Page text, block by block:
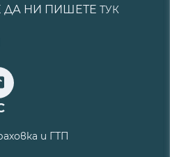
ДА НИ ПИШЕТЕ ТУК
и ГТП